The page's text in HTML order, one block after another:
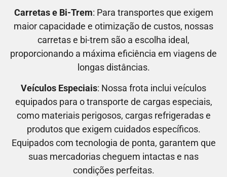
Carretas e Bi-Trem: Para transportes que exigem
maior capacidade e otimização de custos, nossas
carretas e bi-trem são a escolha ideal,
proporcionando a máxima eficiência em viagens de
longas distâncias.
Veículos Especiais: Nossa frota inclui veículos
equipados para o transporte de cargas especiais,
como materiais perigosos, cargas refrigeradas e
produtos que exigem cuidados específicos.
Equipados com tecnologia de ponta, garantem que
suas mercadorias cheguem intactas e nas
condições perfeitas.